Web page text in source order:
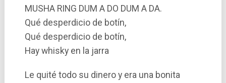
MUSHA RING DUM A DO DUM A DA.
Qué desperdicio de botí­n,
Qué desperdicio de botí­n,
Hay whisky en la jarra
Le quité todo su dinero y era una bonita